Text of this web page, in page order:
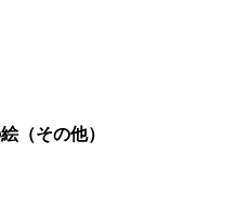
（その他）